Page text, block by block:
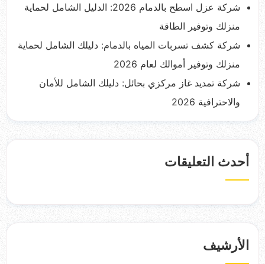
شركة عزل اسطح بالدمام 2026: الدليل الشامل لحماية
منزلك وتوفير الطاقة
شركة كشف تسربات المياه بالدمام: دليلك الشامل لحماية
منزلك وتوفير أموالك لعام 2026
شركة تمديد غاز مركزي بحائل: دليلك الشامل للأمان
والاحترافية 2026
أحدث التعليقات
الأرشيف